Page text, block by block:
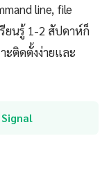
line, file
รียนรู้ 1-2 สัปดาห์ก็
ะติดตั้งง่ายและ